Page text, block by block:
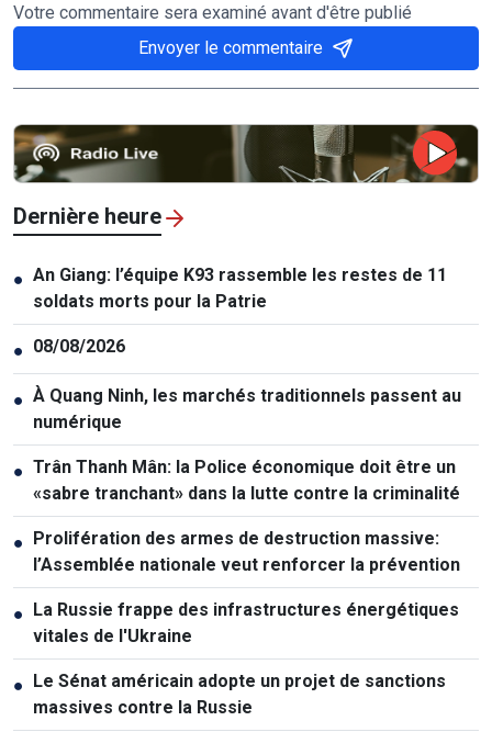
Votre commentaire sera examiné avant d'être publié
Envoyer le commentaire
Dernière heure
● An Giang: l’équipe K93 rassemble les restes de 11
soldats morts pour la Patrie
● 08/08/2026
● À Quang Ninh, les marchés traditionnels passent au
numérique
● Trân Thanh Mân: la Police économique doit être un
«sabre tranchant» dans la lutte contre la criminalité
● Prolifération des armes de destruction massive:
l’Assemblée nationale veut renforcer la prévention
● La Russie frappe des infrastructures énergétiques
vitales de l'Ukraine
● Le Sénat américain adopte un projet de sanctions
massives contre la Russie